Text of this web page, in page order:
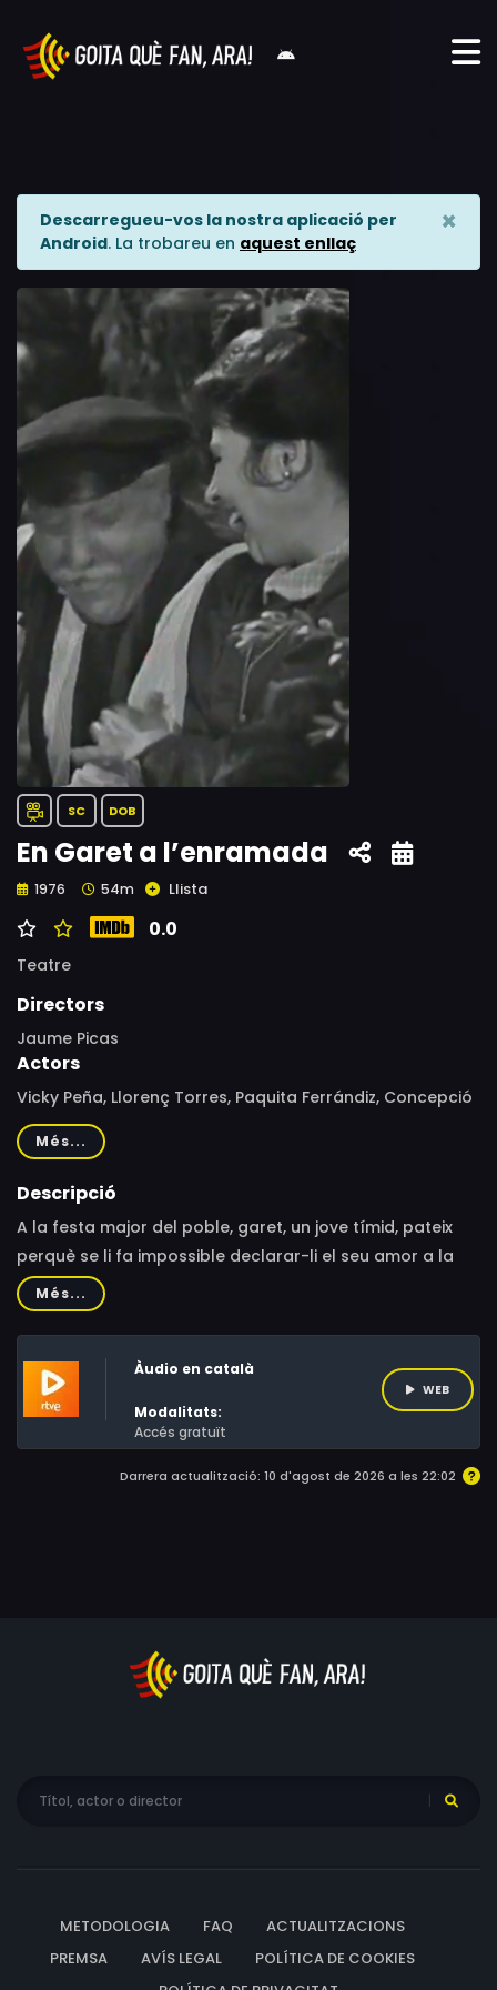
Descarregueu-vos la nostra aplicació per
Android. La trobareu en aquest enllaç
×
SC DOB
En Garet a l’enramada
1976 54m Llista
0.0
Teatre
Directors
Jaume Picas
Actors
Vicky Peña, Llorenç Torres, Paquita Ferrándiz, Concepció
Arquimbau, Margarida Minguillón, Julián Navarro, Alfred
Lucchetti, Montserrat García Sagués, Jordi Torras,
Miquel Cors, Maife Gil, Marta Angelat, Aurora García,
Maria Rosa Raich, Joan Matas
Més...
Descripció
A la festa major del poble, garet, un jove tímid, pateix
perquè se li fa impossible declarar-li el seu amor a la
Cinta. Durant tota la nit ella balla amb d'altres joves. I
quan s'acaba la festa i es troben a soles, és ella qui li
declara el seu amor.
Més...
Àudio en català
Modalitats:
Accés gratuït
WEB
Darrera actualització: 10 d'agost de 2026 a les 22:02
METODOLOGIA FAQ
ACTUALITZACIONS
PREMSA
AVÍS LEGAL
POLÍTICA DE COOKIES